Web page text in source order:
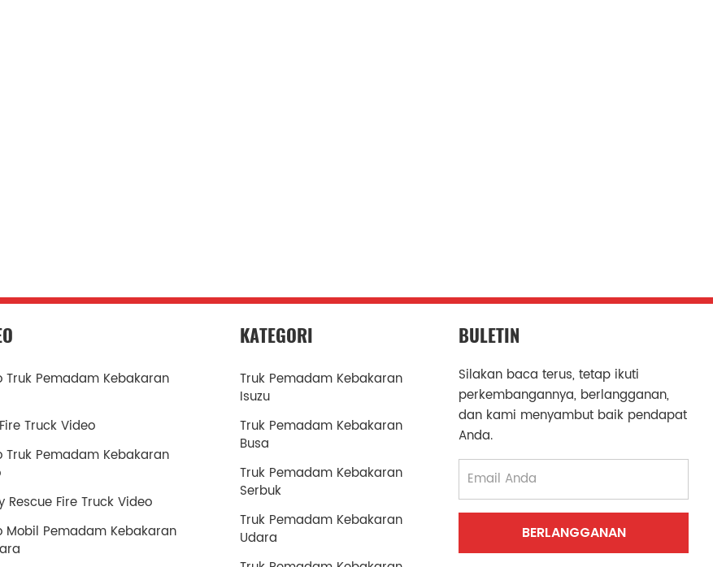
Truk Pemadam Kebakaran
Truck Video
Truk Pemadam Kebakaran
Rescue Fire Truck Video
Mobil Pemadam Kebakaran
KATEGORI
Truk Pemadam Kebakaran
Isuzu
Truk Pemadam Kebakaran
Busa
Truk Pemadam Kebakaran
Serbuk
Truk Pemadam Kebakaran
Udara
BULETIN
Silakan baca terus, tetap ikuti
perkembangannya, berlangganan,
dan kami menyambut baik pendapat
Anda.